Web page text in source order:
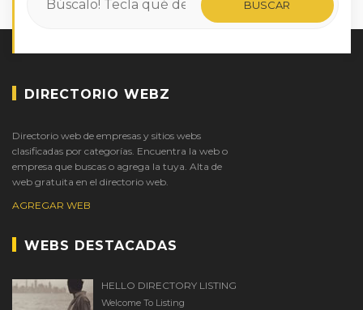
DIRECTORIO WEBZ
Directorio web de empresas y sitios webs
clasificadas por categorías. Encuentra la web o
empresa que buscas o agrega la tuya. Alta de
web gratuita en el directorio web.
AGREGAR WEB
WEBS DESTACADAS
HELLO DIRECTORY LISTING
Welcome To Listing